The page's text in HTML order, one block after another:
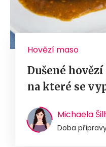
Hovězí maso
Dušené
na které se
Michaela
Doba